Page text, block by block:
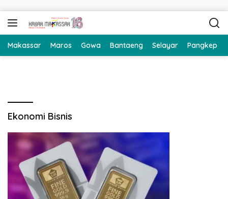
Makassar Maros Gowa Bantaeng Selayar Pangkep
Ekonomi Bisnis